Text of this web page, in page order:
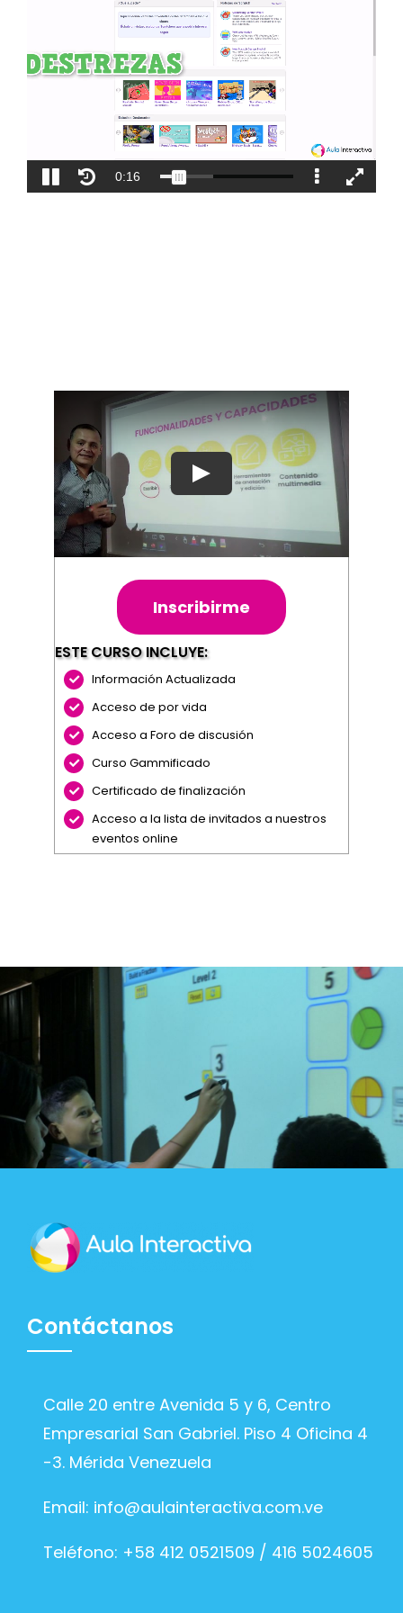
Contacto
Inscribirme
ESTE CURSO INCLUYE:
Información Actualizada
Acceso de por vida
Acceso a Foro de discusión
Curso Gammificado
Certificado de finalización
Acceso a la lista de invitados a nuestros
eventos online
Contáctanos
Calle 20 entre Avenida 5 y 6, Centro
Empresarial San Gabriel. Piso 4 Oficina 4
-3. Mérida Venezuela
Email: info@aulainteractiva.com.ve
Teléfono: +58 412 0521509 / 416 5024605